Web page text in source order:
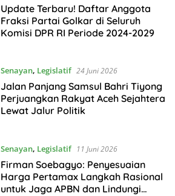
Update Terbaru! Daftar Anggota
Fraksi Partai Golkar di Seluruh
Komisi DPR RI Periode 2024-2029
Senayan, Legislatif 24 Juni 2026
Jalan Panjang Samsul Bahri Tiyong
Perjuangkan Rakyat Aceh Sejahtera
Lewat Jalur Politik
Senayan, Legislatif 11 Juni 2026
Firman Soebagyo: Penyesuaian
Harga Pertamax Langkah Rasional
untuk Jaga APBN dan Lindungi